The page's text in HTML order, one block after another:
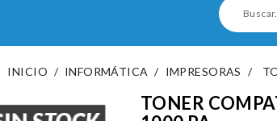
INICIO INFORMÁTICA IMPRESORAS
TONER